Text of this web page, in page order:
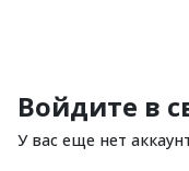
Войдите в
У вас еще нет